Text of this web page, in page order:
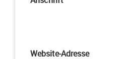
Website-Adresse